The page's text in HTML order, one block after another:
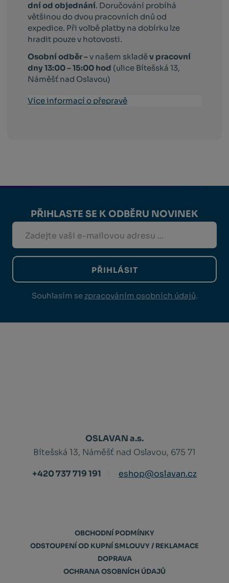
dní od objednání. Doručování probíhá
většinou do dvou pracovních dnů od
expedice. Při volbě platby na dobírku lze
hradit pouze v hotovosti.
Osobní odběr –v našem skladěv pracovní
dny 13:00 – 15:00 hod (ulice Bítešská 13,
Náměšť nad Oslavou)
Více informací o přepravě
PŘIHLASTE SE K ODBĚRU NOVINEK
PŘIHLÁSIT
Souhlasím se zpracováním osobních údajů.
OSLAVAN a.s.
Bítešská 13, Náměšť nad Oslavou, 675 71
+420 737 719 191
eshop@oslavan.cz
OBCHODNÍ PODMÍNKY
ODSTOUPENÍ OD KUPNÍ SMLOUVY / REKLAMACE
DOPRAVA
OCHRANA OSOBNÍCH ÚDAJŮ